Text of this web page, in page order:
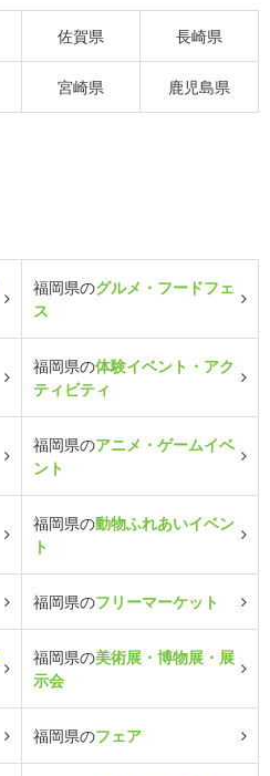
佐賀県 長崎県
宮崎県 鹿児島県
福岡県のグルメ・フードフェ
ス
福岡県の体験イベント・アク
ティビティ
福岡県のアニメ・ゲームイベ
ント
福岡県の動物ふれあいイベン
ト
福岡県のフリーマーケット
福岡県の美術展・博物展・展
示会
福岡県のフェア